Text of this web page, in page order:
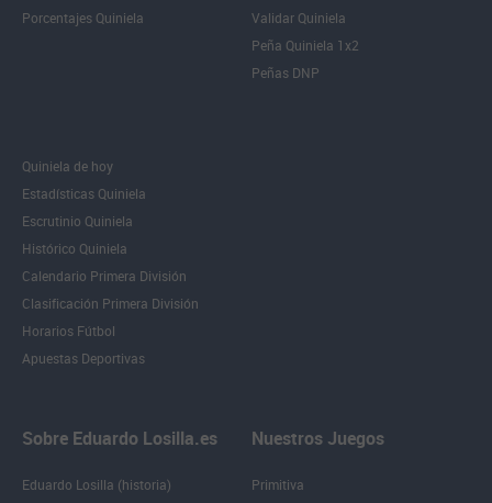
Porcentajes Quiniela
Validar Quiniela
Peña Quiniela 1x2
Peñas DNP
Quiniela de hoy
Estadísticas Quiniela
Escrutinio Quiniela
Histórico Quiniela
Calendario Primera División
Clasificación Primera División
Horarios Fútbol
Apuestas Deportivas
Sobre Eduardo Losilla.es
Eduardo Losilla (historia)
Nuestros Juegos
Primitiva